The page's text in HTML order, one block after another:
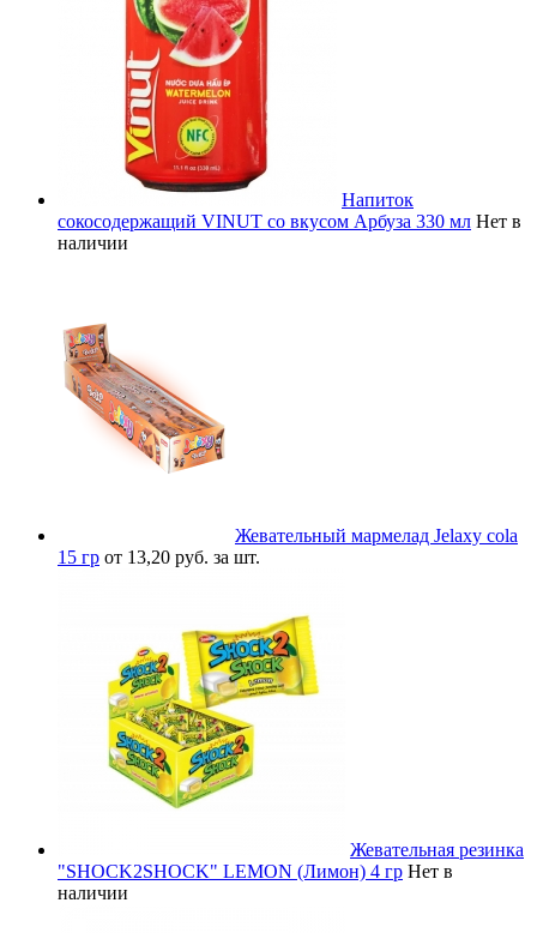
Напиток
сокосодержащий VINUT со вкусом Арбуза 330 мл Нет в
наличии
Жевательный мармелад Jelaxy cola
15 гр от 13,20 руб. за шт.
Жевательная резинка
"SHOCK2SHOCK" LEMON (Лимон) 4 гр Нет в
наличии